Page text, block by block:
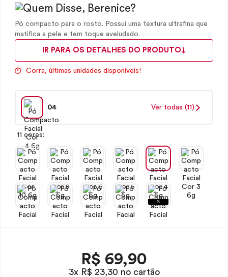
Pó compacto para o rosto. Possui uma textura ultrafina que
matifica a pele e tem toque aveludado.
IR PARA OS DETALHES DO PRODUTO
Corra, últimas unidades disponíveis!
04 Ver todas (11)
11 cores:
R$ 69,90
3x R$ 23,30 no cartão